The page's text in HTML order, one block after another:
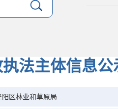
法主体信息公
阳区林业和草原局